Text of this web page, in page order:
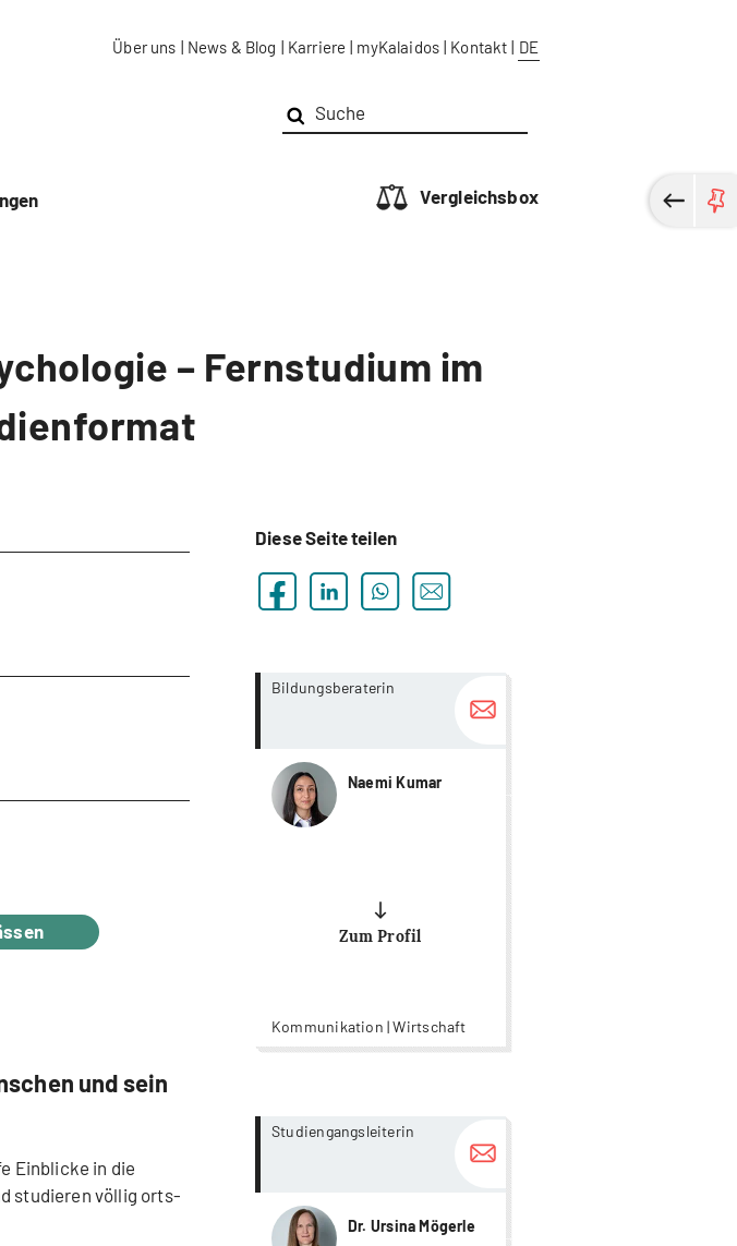
Über uns | News & Blog | Karriere | myKalaidos | Kontakt | DE
Vergleichsbox
– Fernstudium im
und sein
Einblicke in die
studieren völlig orts-
Diese Seite teilen
Bildungsberaterin
Naemi Kumar
Zum Profil
Kommunikation | Wirtschaft
more...
more...
Studiengangsleiterin
Dr. Ursina Mögerle
more...
more...